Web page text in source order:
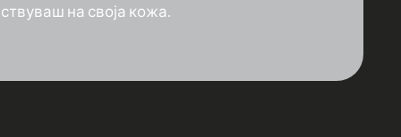
на своја кожа.